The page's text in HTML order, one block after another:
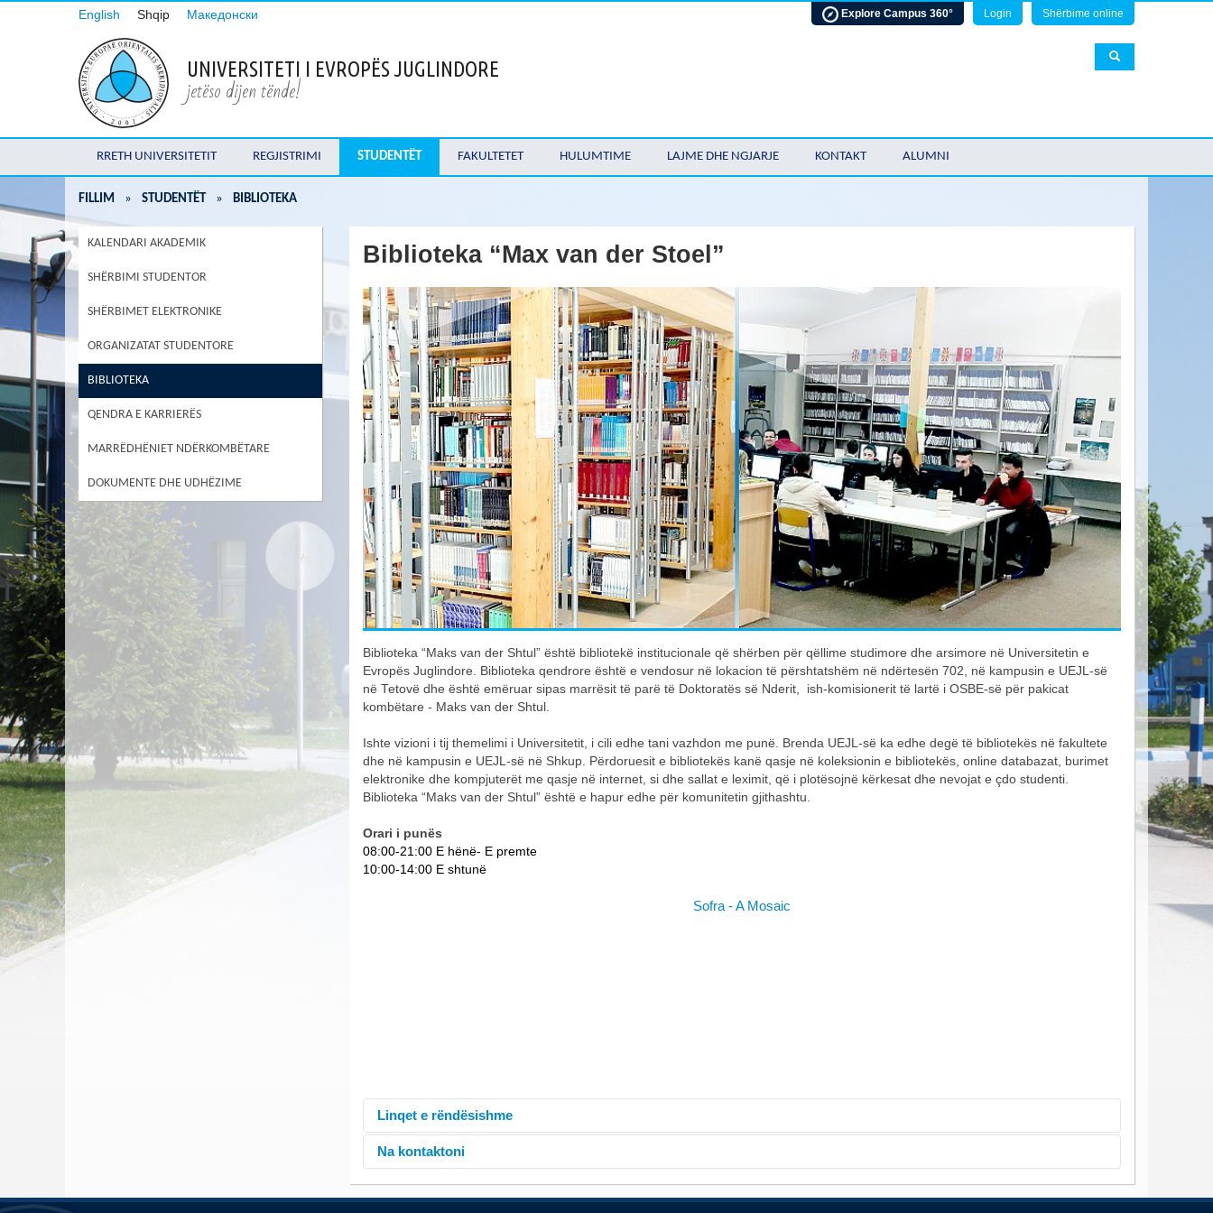
English Shqip Македонски
UNIVERSITETI I EVROPËS JUGLINDORE
jetëso dijen tënde!
Explore Campus 360° Login Shërbime online
RRETH UNIVERSITETIT REGJISTRIMI STUDENTËT FAKULTETET HULUMTIME LAJME DHE NGJARJE KONTAKT ALUMNI
FILLIM » STUDENTËT » BIBLIOTEKA
KALENDARI AKADEMIK
SHËRBIMI STUDENTOR
SHËRBIMET ELEKTRONIKE
ORGANIZATAT STUDENTORE
BIBLIOTEKA
QENDRA E KARRIERËS
MARRËDHËNIET NDËRKOMBËTARE
DOKUMENTE DHE UDHËZIME
Biblioteka “Max van der Stoel”
Biblioteka “Maks van der Shtul” është bibliotekë institucionale që shërben për qëllime studimore dhe arsimore në Universitetin e
Evropës Juglindore. Biblioteka qendrore është e vendosur në lokacion të përshtatshëm në ndërtesën 702, në kampusin e UEJL-së
në Tetovë dhe është emëruar sipas marrësit të parë të Doktoratës së Nderit, ish-komisionerit të lartë i OSBE-së për pakicat
kombëtare - Maks van der Shtul.
Ishte vizioni i tij themelimi i Universitetit, i cili edhe tani vazhdon me punë. Brenda UEJL-së ka edhe degë të bibliotekës në fakultete
dhe në kampusin e UEJL-së në Shkup. Përdoruesit e bibliotekës kanë qasje në koleksionin e bibliotekës, online databazat, burimet
elektronike dhe kompjuterët me qasje në internet, si dhe sallat e leximit, që i plotësojnë kërkesat dhe nevojat e çdo studenti.
Biblioteka “Maks van der Shtul” është e hapur edhe për komunitetin gjithashtu.
Orari i punës
08:00-21:00 E hënë- E premte
10:00-14:00 E shtunë
Sofra - A Mosaic
Linqet e rëndësishme
Katalogu i bibliotekës
Na kontaktoni